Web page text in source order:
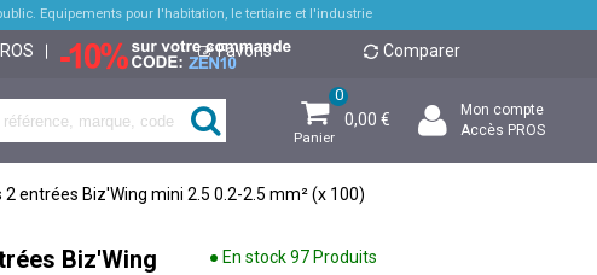
Equipements pour l'habitation, le tertiaire et l'industrie
Favoris Comparer
Panier
0
0,00 €
Mon compte
Accès PROS
entrées Biz'Wing mini 2.5 0.2-2.5 mm² (x 100)
Biz'Wing
● En stock97 Produits